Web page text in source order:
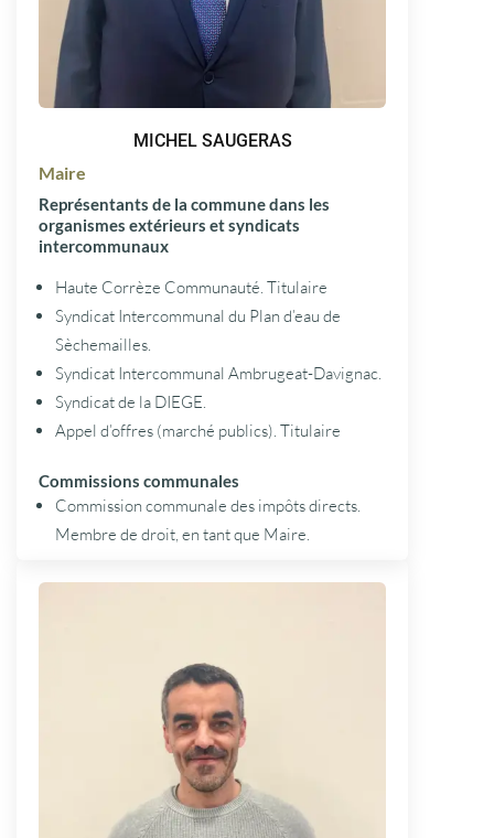
MICHEL SAUGERAS
Maire
Représentants de la commune dans les
organismes extérieurs et syndicats
intercommunaux
Haute Corrèze Communauté. Titulaire
Syndicat Intercommunal du Plan d’eau de
Sèchemailles.
Syndicat Intercommunal Ambrugeat-Davignac.
Syndicat de la DIEGE.
Appel d’offres (marché publics). Titulaire
Commissions communales
Commission communale des impôts directs.
Membre de droit, en tant que Maire.